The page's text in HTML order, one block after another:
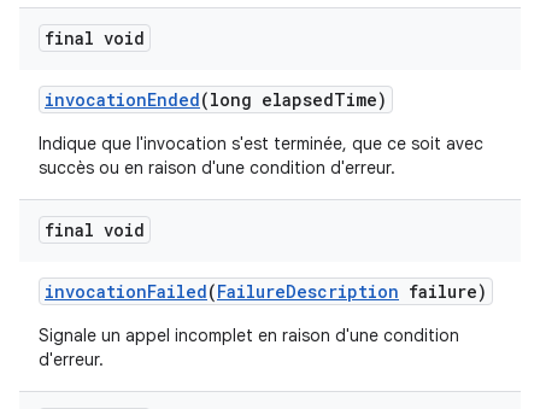
final void
invocationEnded(long elapsedTime)
Indique que l'invocation s'est terminée, que ce soit avec
succès ou en raison d'une condition d'erreur.
final void
invocationFailed(FailureDescription failure)
Signale un appel incomplet en raison d'une condition
d'erreur.